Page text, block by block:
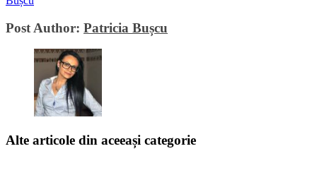
Post Author: Patricia Bușcu
Alte articole din aceeași categorie